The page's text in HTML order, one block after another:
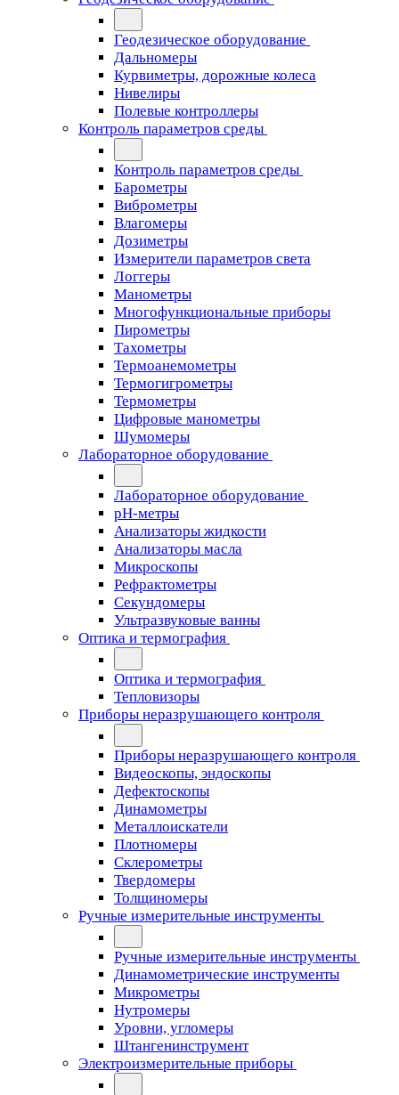
Геодезическое оборудование
Дальномеры
Курвиметры, дорожные колеса
Нивелиры
Полевые контроллеры
Контроль параметров среды
Контроль параметров среды
Барометры
Виброметры
Влагомеры
Дозиметры
Измерители параметров света
Логгеры
Манометры
Многофункциональные приборы
Пирометры
Тахометры
Термоанемометры
Термогигрометры
Термометры
Цифровые манометры
Шумомеры
Лабораторное оборудование
Лабораторное оборудование
pH-метры
Анализаторы жидкости
Анализаторы масла
Микроскопы
Рефрактометры
Секундомеры
Ультразвуковые ванны
Оптика и термография
Оптика и термография
Тепловизоры
Приборы неразрушающего контроля
Приборы неразрушающего контроля
Видеоскопы, эндоскопы
Дефектоскопы
Динамометры
Металлоискатели
Плотномеры
Склерометры
Твердомеры
Толщиномеры
Ручные измерительные инструменты
Ручные измерительные инструменты
Динамометрические инструменты
Микрометры
Нутромеры
Уровни, угломеры
Штангенинструмент
Электроизмерительные приборы